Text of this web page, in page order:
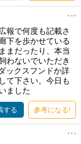
報で何度も記載さ
下を歩かせている
まだったり、本当
わないでいただき
ックスフンドか詳
て下さい。今日も
ました
する 参考になる!